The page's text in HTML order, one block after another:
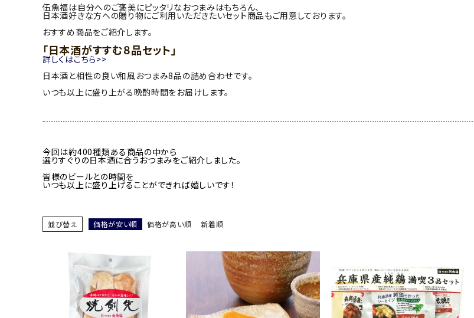
伍魚福は自分へのご褒美にピッタリなおつまみはもちろん、
日本酒好きな方への贈り物にご利用いただきたいセット商品もご用意しております。
おすすめ商品をご紹介します。
「日本酒がすすむ８品セット」
詳しくはこちら>>
日本酒と相性の良い和風おつまみ8品の詰め合わせです。
いつも以上に盛り上がる晩酌時間をお届けします。
今回は約400種類ある商品の中から
選りすぐりの日本酒に合うおつまみをご紹介しました。
皆様のビールとの時間を
いつも以上に盛り上げることができれば嬉しいです！
並び替え 価格が安い順 価格が高い順 新着順